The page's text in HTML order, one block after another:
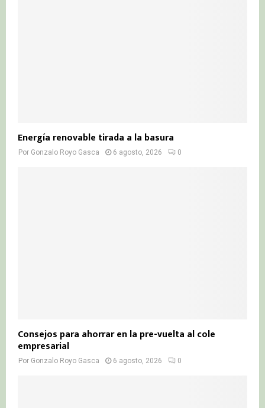
Energía renovable tirada a la basura
Por Gonzalo Royo Gasca 6 agosto, 2026 0
Consejos para ahorrar en la pre-vuelta al cole
empresarial
Por Gonzalo Royo Gasca 6 agosto, 2026 0